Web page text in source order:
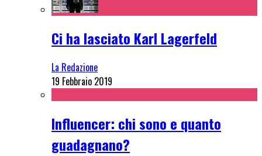
Ci ha lasciato Karl Lagerfeld
La Redazione
19 Febbraio 2019
Influencer: chi sono e quanto
guadagnano?